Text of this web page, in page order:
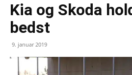
Kia og Skoda
bedst
9. januar 2019